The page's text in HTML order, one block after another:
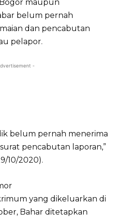
maupun
belum pernah
dan pencabutan
pelapor.
-
belum pernah menerima
pencabutan laporan,”
10/2020).
yang dikeluarkan di
Bahar ditetapkan